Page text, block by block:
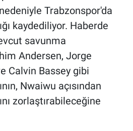
Trabzonspor'da
kaydediliyor. Haberde
savunma
Andersen, Jorge
Calvin Bassey gibi
Nwaiwu açısından
zorlaştırabileceğine